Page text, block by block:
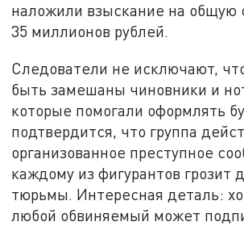
наложили взыскание на общую
35 миллионов рублей.
Следователи не исключают,
быть замешаны чиновники и
которые помогали оформлять
подтвердится, что группа
организованное преступное
каждому из фигурантов грозит
тюрьмы. Интересная деталь:
любой обвиняемый может